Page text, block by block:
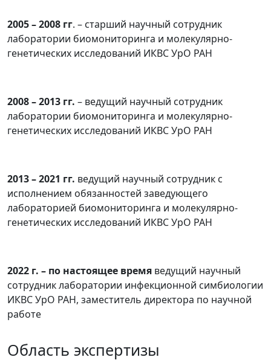
2005 – 2008 гг. – старший научный сотрудник
лаборатории биомониторинга и молекулярно-
генетических исследований ИКВС УрО РАН
2008 – 2013 гг. – ведущий научный сотрудник
лаборатории биомониторинга и молекулярно-
генетических исследований ИКВС УрО РАН
2013 – 2021 гг. ведущий научный сотрудник с
исполнением обязанностей заведующего
лабораторией биомониторинга и молекулярно-
генетических исследований ИКВС УрО РАН
2022 г. – по настоящее время ведущий научный
сотрудник лаборатории инфекционной симбиологии
ИКВС УрО РАН, заместитель директора по научной
работе
Область экспертизы